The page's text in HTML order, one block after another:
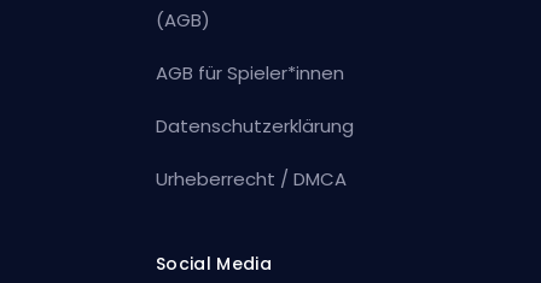
(AGB)
AGB für Spieler*innen
Datenschutzerklärung
Urheberrecht / DMCA
Social Media